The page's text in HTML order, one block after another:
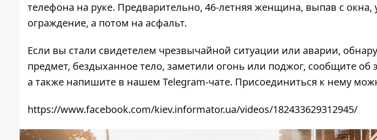
телефона на руке. Предварительно, 46-летняя женщина, выпав с окна,
ограждение, а потом на асфальт.
Если вы стали свидетелем чрезвычайной ситуации или аварии,
предмет, бездыханное тело, заметили огонь или поджог, сообщите об
а также напишите в нашем Telegram-чате. Присоединиться к нему
https://www.facebook.com/kiev.informator.ua/videos/182433629312945/